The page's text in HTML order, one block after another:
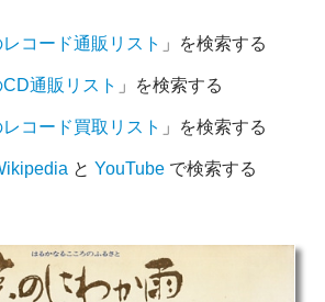
コード通販リスト 」を検索する
通販リスト 」を検索する
コード買取リスト 」を検索する
と YouTubeで検索する